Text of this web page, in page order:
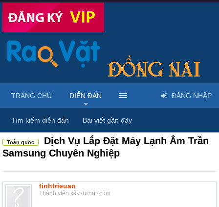
Diễn đàn ... Mua bán & sửa điện tử, điện lạnh
Toàn quốc
Dịch Vụ Lắp Đặt Máy Lạnh Âm Trần
Samsung Chuyên Nghiệp
tinhtrieuan
Thành viên xây dựng 4rum
TRANG CHỦ DIỄN ĐÀN
Tìm kiếm diễn đàn Bài viết gần đây
ĐĂNG NHẬP